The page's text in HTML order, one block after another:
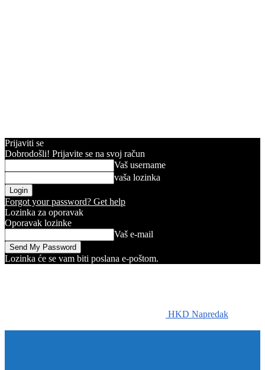
Prijaviti se
Dobrodošli! Prijavite se na svoj račun
Vaš username
vaša lozinka
Forgot your password? Get help
Lozinka za oporavak
Oporavak lozinke
Vaš e-mail
Lozinka će se vam biti poslana e-poštom.
HKD Napredak